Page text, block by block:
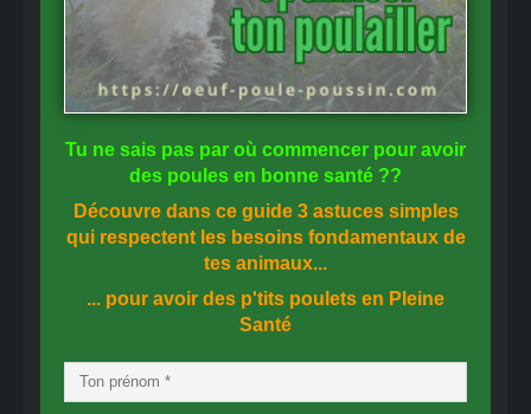
Tu ne sais pas par où commencer pour avoir
des poules en bonne santé ??
Découvre dans ce guide 3 astuces simples
qui respectent les besoins fondamentaux de
tes animaux...
... pour avoir des p'tits poulets en Pleine
Santé